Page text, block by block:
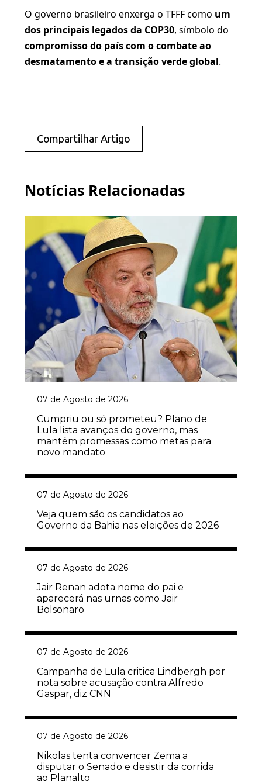
O governo brasileiro enxerga o TFFF como um
dos principais legados da COP30, símbolo do
compromisso do país com o combate ao
desmatamento e a transição verde global.
Compartilhar Artigo
Notícias Relacionadas
07 de Agosto de 2026
Cumpriu ou só prometeu? Plano de
Lula lista avanços do governo, mas
mantém promessas como metas para
novo mandato
07 de Agosto de 2026
Veja quem são os candidatos ao
Governo da Bahia nas eleições de 2026
07 de Agosto de 2026
Jair Renan adota nome do pai e
aparecerá nas urnas como Jair
Bolsonaro
07 de Agosto de 2026
Campanha de Lula critica Lindbergh por
nota sobre acusação contra Alfredo
Gaspar, diz CNN
07 de Agosto de 2026
Nikolas tenta convencer Zema a
disputar o Senado e desistir da corrida
ao Planalto